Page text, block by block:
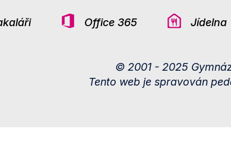
Office 365 Jídelna
© 2001 - 2025
Tento web je spravován